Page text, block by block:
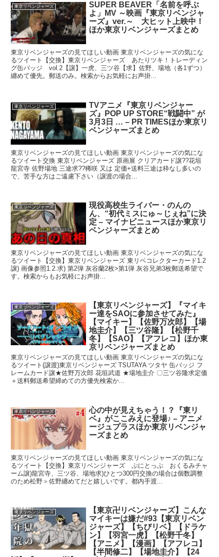
東京リベンジャーズ
SUPER BEAVER「名前を呼ぶ
よ」MV ～映画『東京リベンジャ
ーズ』ver.～ 大ヒット上映中！
ほか東京リベンジャーズまとめ
東京リベンジャーズの見てほしい動画 東京リベンジャーズの気にな
るツイート【交換】東京リベンジャーズ あたりツキ！トレーディン
グ缶バッジ vol.2【譲】一虎、三ツ谷【求】佐野、場地（各1ずつ）
纏めて優先。郵送のみ。検索からお気軽にお声掛...
東京リベンジャーズ
TVアニメ『東京リベンジャー
ズ』POP UP STORE“戦闘中” が
3月3日 … – PR TIMESほか東京リ
ベンジャーズまとめ
東京リベンジャーズの見てほしい動画 東京リベンジャーズの気にな
るツイート交換 東京リベンジャーズ 原画展 クリアカード譲??花垣
龍宮寺 佐野場地 三途求??稀咲 又は 定価+送料三途は枠なし多いの
で、苦手な方はご遠慮下さい（譲渡の場合...
東京リベンジャーズ
現役高校生ライバー・のんの
ん、“初代ミスにゅ～じぇね”に決
定 – マイナビニュースほか東京リ
ベンジャーズまとめ
東京リベンジャーズの見てほしい動画 東京リベンジャーズの気にな
るツイート【交換】東京リベンジャーズ 東リベコレクターカード1.2
譲) 画像参照1.2.求) 第2弾 灰谷蘭2枚>第1弾 灰谷兄弟3枚郵送希望で
す。検索からもお気軽にお声掛...
東京リベンジャーズ
【東京リベンジャーズ】『マイキ
ー達をSAOに参加させてみた』
【マイキー】【佐野万次郎】【場
地圭介】【三ツ谷隆】【松野千
冬】【SAO】【アフレコ】ほか東
京リベンジャーズまとめ
東京リベンジャーズの見てほしい動画 東京リベンジャーズの気にな
るツイート(譲渡)東京リベンジャーズ TSUTAYA ツタヤ 缶バッジ フ
レームカード譲★佐野万次郎 花垣武道 ★場地圭介 〇三ツ谷隆求定価
＋送料郵送希望締めての方優先検索か...
東京リベンジャーズ
心の中が見えちゃう！？『東リ
ベ』がここみえに登場♪ – アニメ
ージュプラスほか東京リベンジャ
ーズまとめ
東京リベンジャーズの見てほしい動画 東京リベンジャーズの気にな
るツイート【交換】東京リベンジャーズ ぷにとっぷ おくるみチャ
ーム譲)龍宮寺、三ツ谷、場地求)ひとつ300円交換の場合は個数調整
のため松野＞佐野纏めてだと嬉しいです。都内手渡...
東京リベンジャーズ
【東京卍リベンジャーズ】こんな
マイキーは嫌だ#93【東京リベン
ジャーズ】【ちびリベ】【ドラケ
ン】【羽宮一虎】【松野千冬】
【アニメ】【漫画】【アフレコ】
【半間修二】【場地圭介】【24